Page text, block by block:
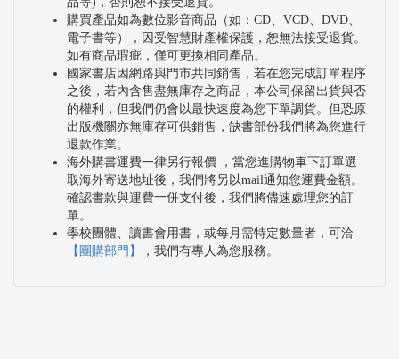
購買產品如為數位影音商品（如：CD、VCD、DVD、
電子書等），因受智慧財產權保護，恕無法接受退貨。
如有商品瑕疵，僅可更換相同產品。
國家書店因網路與門市共同銷售，若在您完成訂單程序
之後，若內含售盡無庫存之商品，本公司保留出貨與否
的權利，但我們仍會以最快速度為您下單調貨。但恐原
出版機關亦無庫存可供銷售，缺書部份我們將為您進行
退款作業。
海外購書運費一律另行報價 ，當您進購物車下訂單選
取海外寄送地址後，我們將另以mail通知您運費金額。
確認書款與運費一併支付後，我們將儘速處理您的訂
單。
學校團體、讀書會用書，或每月需特定數量者，可洽
【團購部門】
，我們有專人為您服務。